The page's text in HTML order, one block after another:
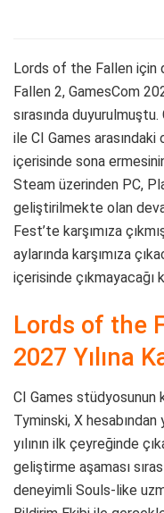
Lords of the Fallen için
Fallen 2, GamesCom
sırasında
ile CI Games arasındaki
içerisinde sona
Steam üzerinden PC,
geliştirilmekte olan
Fest’te karşımıza
aylarında karşımıza
içerisinde çıkmayacağı
Lords of the
2027 Yılına
CI Games stüdyosunun
Tyminski, X hesabından
yılının ilk çeyreğinde
geliştirme aşaması
deneyimli Souls-like